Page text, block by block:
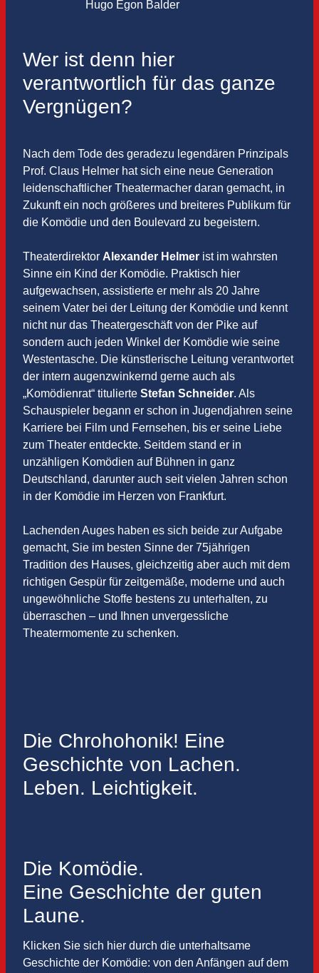
Hugo Egon Balder
Wer ist denn hier
verantwortlich für das ganze
Vergnügen?
Nach dem Tode des geradezu legendären Prinzipals
Prof. Claus Helmer hat sich eine neue Generation
leidenschaftlicher Theatermacher daran gemacht, in
Zukunft ein noch größeres und breiteres Publikum für
die Komödie und den Boulevard zu begeistern.
Theaterdirektor Alexander Helmer ist im wahrsten
Sinne ein Kind der Komödie. Praktisch hier
aufgewachsen, assistierte er mehr als 20 Jahre
seinem Vater bei der Leitung der Komödie und kennt
nicht nur das Theatergeschäft von der Pike auf
sondern auch jeden Winkel der Komödie wie seine
Westentasche. Die künstlerische Leitung verantwortet
der intern augenzwinkernd gerne auch als
„Komödienrat“ titulierte Stefan Schneider. Als
Schauspieler begann er schon in Jugendjahren seine
Karriere bei Film und Fernsehen, bis er seine Liebe
zum Theater entdeckte. Seitdem stand er in
unzähligen Komödien auf Bühnen in ganz
Deutschland, darunter auch seit vielen Jahren schon
in der Komödie im Herzen von Frankfurt.
Lachenden Auges haben es sich beide zur Aufgabe
gemacht, Sie im besten Sinne der 75jährigen
Tradition des Hauses, gleichzeitig aber auch mit dem
richtigen Gespür für zeitgemäße, moderne und auch
ungewöhnliche Stoffe bestens zu unterhalten, zu
überraschen – und Ihnen unvergessliche
Theatermomente zu schenken.
Die Chrohohonik! Eine
Geschichte von Lachen.
Leben. Leichtigkeit.
Die Komödie.
Eine Geschichte der guten
Laune.
Klicken Sie sich hier durch die unterhaltsame
Geschichte der Komödie: von den Anfängen auf dem